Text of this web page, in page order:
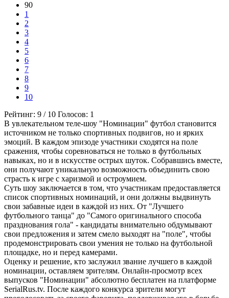
90
1
2
3
4
5
6
7
8
9
10
Рейтинг: 9 / 10 Голосов: 1
В увлекательном теле-шоу "Номинации" футбол становится
источником не только спортивных подвигов, но и ярких
эмоций. В каждом эпизоде участники сходятся на поле
сражения, чтобы соревноваться не только в футбольных
навыках, но и в искусстве острых шуток. Собравшись вместе,
они получают уникальную возможность объединить свою
страсть к игре с харизмой и остроумием.
Суть шоу заключается в том, что участникам предоставляется
список спортивных номинаций, и они должны выдвинуть
свои забавные идеи в каждой из них. От "Лучшего
футбольного танца" до "Самого оригинального способа
празднования гола" - кандидаты внимательно обдумывают
свои предложения и затем смело выходят на "поле", чтобы
продемонстрировать свои умения не только на футбольной
площадке, но и перед камерами.
Оценку и решение, кто заслужил звание лучшего в каждой
номинации, оставляем зрителям. Онлайн-просмотр всех
выпусков "Номинации" абсолютно бесплатен на платформе
SerialRus.tv. После каждого конкурса зрители могут